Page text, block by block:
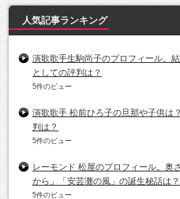
人気記事ランキング
演歌歌手生駒尚子のプロフィール。
としての評判は？
5件のビュー
演歌歌手 松前ひろ子の旦那や子供は
判は？
5件のビュー
レーモンド 松屋のプロフィール。奥
から」「安芸灘の風」の誕生秘話は？
5件のビュー